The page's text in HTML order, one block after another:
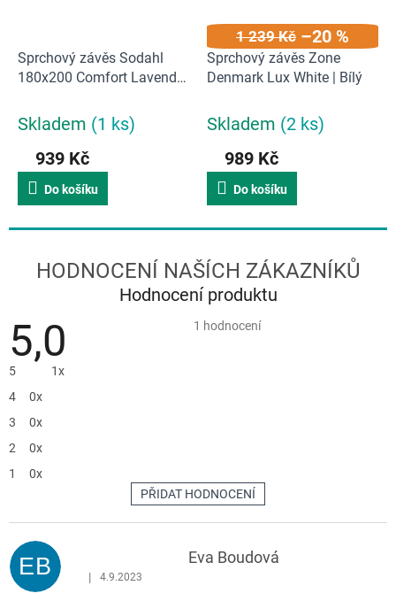
Sprchový závěs Sodahl
180x200 Comfort Lavender
Skladem (1 ks)
939 Kč
Do košíku
1 239 Kč –20 %
Sprchový závěs Zone
Denmark Lux White | Bílý
Skladem (2 ks)
989 Kč
Do košíku
Hodnocení produktu
5,0
Průměrné
1 hodnocení
5
1x
4
0x
3
0x
2
0x
1
0x
PŘIDAT HODNOCENÍ
p
i EB Eva Boudová
Hodnocení produktu je 5 z 5 hvězdiček.
| 4.9.2023